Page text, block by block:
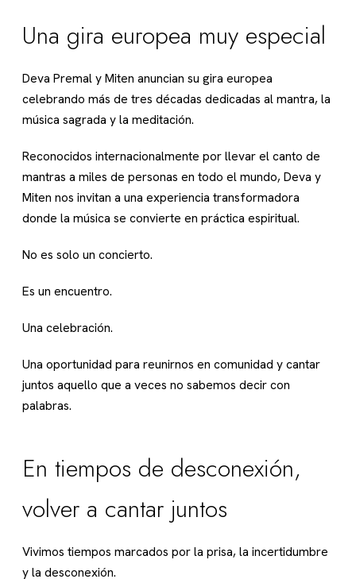
Una gira europea muy especial
Deva Premal y Miten anuncian su gira europea
celebrando más de tres décadas dedicadas al mantra, la
música sagrada y la meditación.
Reconocidos internacionalmente por llevar el canto de
mantras a miles de personas en todo el mundo, Deva y
Miten nos invitan a una experiencia transformadora
donde la música se convierte en práctica espiritual.
No es solo un concierto.
Es un encuentro.
Una celebración.
Una oportunidad para reunirnos en comunidad y cantar
juntos aquello que a veces no sabemos decir con
palabras.
En tiempos de desconexión,
volver a cantar juntos
Vivimos tiempos marcados por la prisa, la incertidumbre
y la desconexión.